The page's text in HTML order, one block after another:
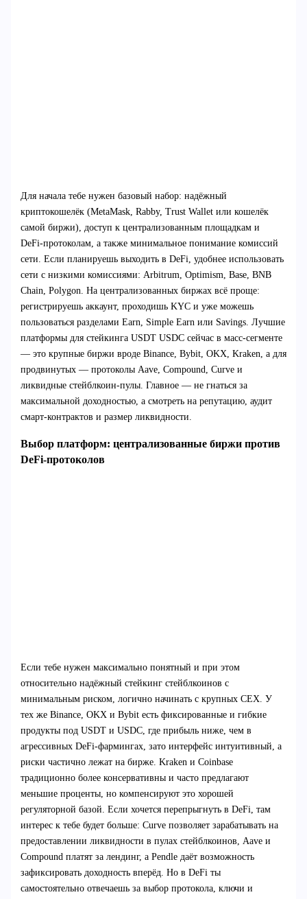
Для начала тебе нужен базовый набор: надёжный
криптокошелёк (MetaMask, Rabby, Trust Wallet или кошелёк
самой биржи), доступ к централизованным площадкам и
DeFi‑протоколам, а также минимальное понимание комиссий
сети. Если планируешь выходить в DeFi, удобнее использовать
сети с низкими комиссиями: Arbitrum, Optimism, Base, BNB
Chain, Polygon. На централизованных биржах всё проще:
регистрируешь аккаунт, проходишь KYC и уже можешь
пользоваться разделами Earn, Simple Earn или Savings. Лучшие
платформы для стейкинга USDT USDC сейчас в масс‑сегменте
— это крупные биржи вроде Binance, Bybit, OKX, Kraken, а для
продвинутых — протоколы Aave, Compound, Curve и
ликвидные стейблкоин‑пулы. Главное — не гнаться за
максимальной доходностью, а смотреть на репутацию, аудит
смарт‑контрактов и размер ликвидности.
Выбор платформ: централизованные биржи против
DeFi‑протоколов
Если тебе нужен максимально понятный и при этом
относительно надёжный стейкинг стейблкоинов с
минимальным риском, логично начинать с крупных CEX. У
тех же Binance, OKX и Bybit есть фиксированные и гибкие
продукты под USDT и USDC, где прибыль ниже, чем в
агрессивных DeFi‑фармингах, зато интерфейс интуитивный, а
риски частично лежат на бирже. Kraken и Coinbase
традиционно более консервативны и часто предлагают
меньшие проценты, но компенсируют это хорошей
регуляторной базой. Если хочется перепрыгнуть в DeFi, там
интерес к тебе будет больше: Curve позволяет зарабатывать на
предоставлении ликвидности в пулах стейблкоинов, Aave и
Compound платят за лендинг, а Pendle даёт возможность
зафиксировать доходность вперёд. Но в DeFi ты
самостоятельно отвечаешь за выбор протокола, ключи и